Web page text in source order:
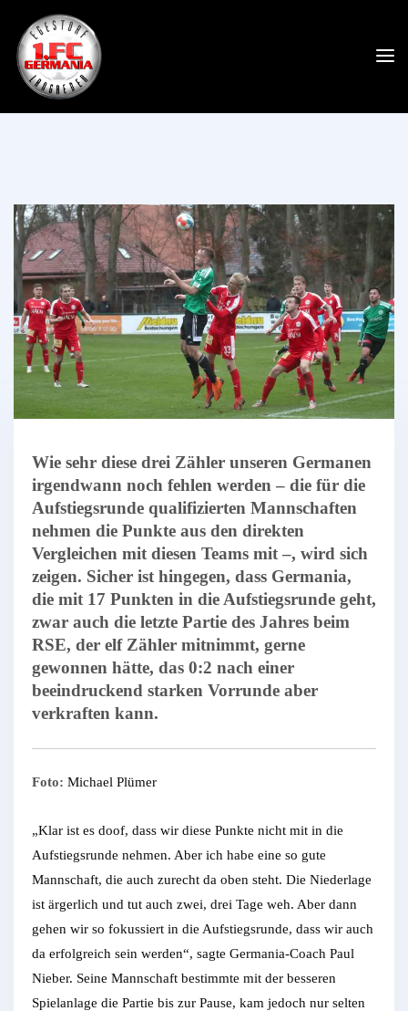
Wie sehr diese drei Zähler unseren Germanen
irgendwann noch fehlen werden – die für die
Aufstiegsrunde qualifizierten Mannschaften
nehmen die Punkte aus den direkten
Vergleichen mit diesen Teams mit –, wird sich
zeigen. Sicher ist hingegen, dass Germania,
die mit 17 Punkten in die Aufstiegsrunde geht,
zwar auch die letzte Partie des Jahres beim
RSE, der elf Zähler mitnimmt, gerne
gewonnen hätte, das 0:2 nach einer
beeindruckend starken Vorrunde aber
verkraften kann.
Foto: Michael Plümer
„Klar ist es doof, dass wir diese Punkte nicht mit in die
Aufstiegsrunde nehmen. Aber ich habe eine so gute
Mannschaft, die auch zurecht da oben steht. Die Niederlage
ist ärgerlich und tut auch zwei, drei Tage weh. Aber dann
gehen wir so fokussiert in die Aufstiegsrunde, dass wir auch
da erfolgreich sein werden“, sagte Germania-Coach Paul
Nieber. Seine Mannschaft bestimmte mit der besseren
Spielanlage die Partie bis zur Pause, kam jedoch nur selten